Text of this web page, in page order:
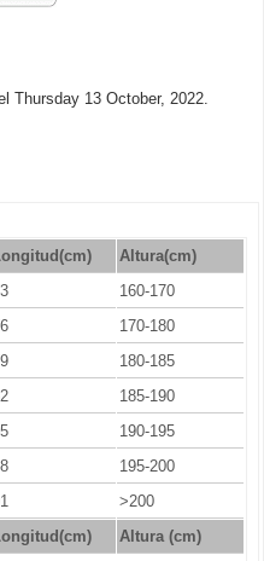
Thursday 13 October, 2022.
Altura(cm)
160-170
170-180
180-185
185-190
190-195
195-200
>200
(cm)
Altura (cm)